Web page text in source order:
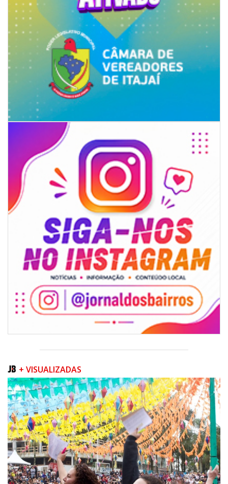
06/08/2026 | 07:00
Secretaria de Cultura retoma oficinas culturais com diversas
modalidades para a comunidade
BALNEÁRIO CAMBORIÚ
06/08/2026 | 07:00
Inscrições para a exploração da gastronomia do 14º Acampamento
Farroupilha estão abertas
CAMBORIÚ
+ VISUALIZADAS